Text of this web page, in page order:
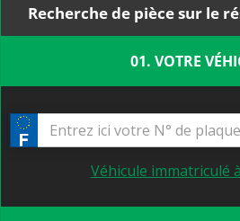
Recherche de pièce sur le
01. VOTRE
Véhicule immatriculé